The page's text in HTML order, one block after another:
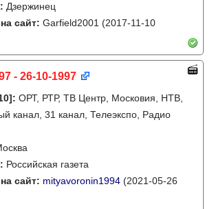
Дзержинец
сайт: Garfield2001 (2017-11-10
- 26-10-1997
: ОРТ, РТР, ТВ Центр, Московия, НТВ,
канал, 31 канал, Телеэкспо, Радио
Российская газета
сайт: mityavoronin1994 (2021-05-26